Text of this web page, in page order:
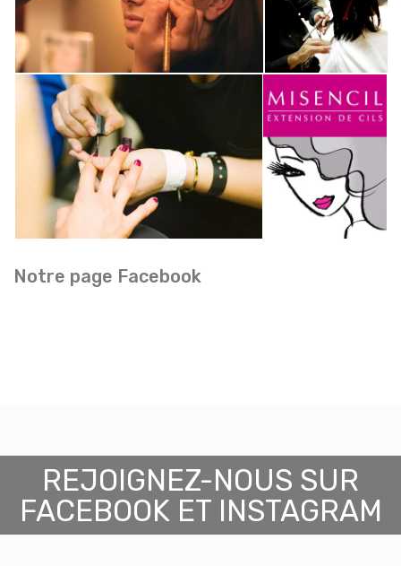
Notre page Facebook
REJOIGNEZ-NOUS SUR
FACEBOOK ET INSTAGRAM